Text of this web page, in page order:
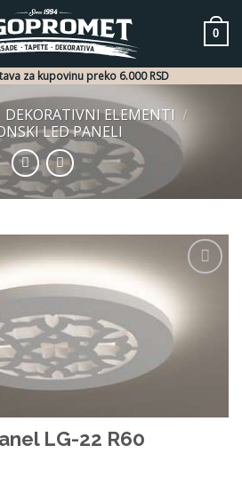
0
za kupovinu preko 6.000 RSD
DEKORATIVNI ELEMENTI /
LED PANELI
LG-22 R60